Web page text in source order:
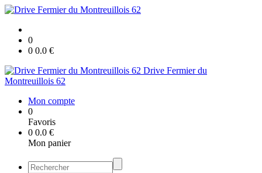
0
0 0.0 €
Drive Fermier du
Montreuillois 62
Mon compte
0
Favoris
0 0.0 €
Mon panier